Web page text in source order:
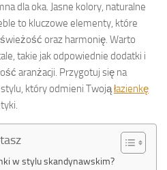
dla oka. Jasne kolory, naturalne
to kluczowe elementy, które
oraz harmonię. Warto
takie jak odpowiednie dodatki i
aranżacji. Przygotuj się na
który odmieni Twojąłazienkę
w stylu skandynawskim?